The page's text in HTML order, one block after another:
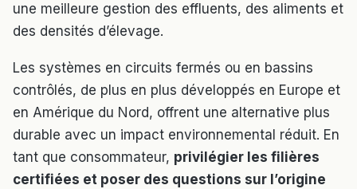
une meilleure gestion des effluents, des aliments et
des densités d’élevage.
Les systèmes en circuits fermés ou en bassins
contrôlés, de plus en plus développés en Europe et
en Amérique du Nord, offrent une alternative plus
durable avec un impact environnemental réduit. En
tant que consommateur, privilégier les filières
certifiées et poser des questions sur l’origine